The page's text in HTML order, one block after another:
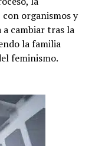
organismos y
a cambiar tras la
la familia
feminismo.